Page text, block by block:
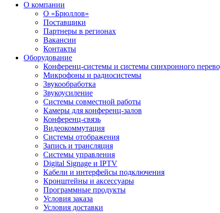
О компании
О «Брюллов»
Поставщики
Партнеры в регионах
Вакансии
Контакты
Оборудование
Конференц-системы и системы синхронного
Микрофоны и радиосистемы
Звукообработка
Звукоусиление
Системы совместной работы
Камеры для конференц-залов
Конференц-связь
Видеокоммутация
Системы отображения
Запись и трансляция
Системы управления
Digital Signage и IPTV
Кабели и интерфейсы подключения
Кронштейны и аксессуары
Программные продукты
Условия заказа
Условия доставки